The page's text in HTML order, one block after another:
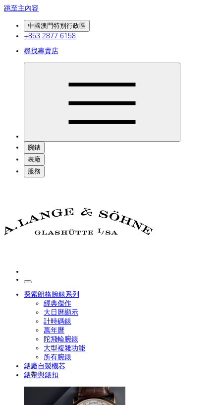
跳至主內容
中國澳門特別行政區
+853 2877 6158
尋找專賣店
腕錶
表廠
服務
探索朗格腕錶系列
經典傑作
大日曆顯示
計時碼錶
萬年曆
陀飛輪腕錶
大型複雜功能
所有腕錶
錶廠自製機芯
錶帶與錶扣